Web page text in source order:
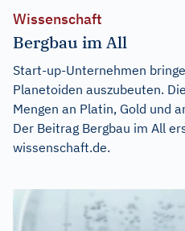
Wissenschaft
Bergbau im All
Start-up-Unternehmen
Planetoiden auszubeuten.
Mengen an Platin, Gold und
Der Beitrag Bergbau im All
wissenschaft.de.